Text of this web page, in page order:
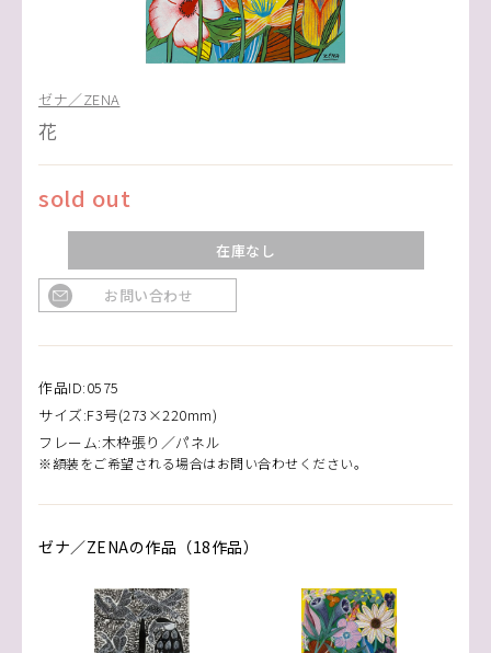
ゼナ／ZENA
花
sold out
在庫なし
お問い合わせ
作品ID:0575
サイズ:F3号(273×220mm)
フレーム:木枠張り／パネル
※額装をご希望される場合はお問い合わせください。
ゼナ／ZENAの作品（18作品）